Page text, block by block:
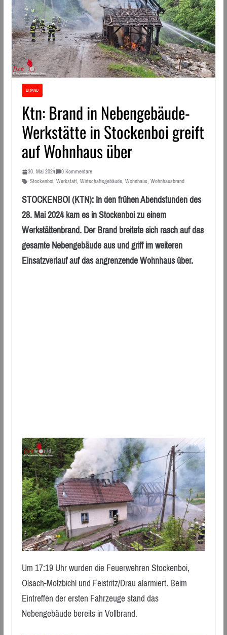
BRAND
Ktn: Brand in Nebengebäude-
Werkstätte in Stockenboi greift
auf Wohnhaus über
30. Mai 2024
0 Kommentare
Stockenboi, Werkstatt, Wirtschaftsgebäude, Wohnhaus, Wohnhausbrand
STOCKENBOI (KTN): In den frühen Abendstunden des
28. Mai 2024 kam es in Stockenboi zu einem
Werkstättenbrand. Der Brand breitete sich rasch auf das
gesamte Nebengebäude aus und griff im weiteren
Einsatzverlauf auf das angrenzende Wohnhaus über.
Um 17:19 Uhr wurden die Feuerwehren Stockenboi,
Olsach-Molzbichl und Feistritz/Drau alarmiert. Beim
Eintreffen der ersten Fahrzeuge stand das
Nebengebäude bereits in Vollbrand.